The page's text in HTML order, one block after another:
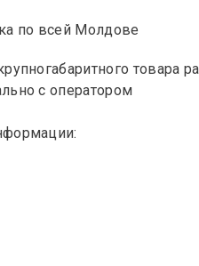
по всей Молдове
товара
с оператором